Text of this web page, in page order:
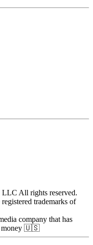
All rights reserved.
trademarks of
company that has
money 🇺🇸